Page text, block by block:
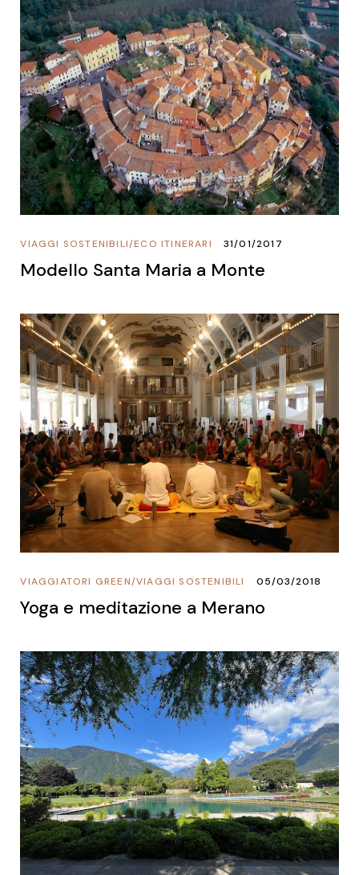
ECO ITINERARI
/
VIAGGI SOSTENIBILI 31/01/2017
Modello Santa Maria a Monte
VIAGGI SOSTENIBILI
/
VIAGGIATORI GREEN 05/03/2018
Yoga e meditazione a Merano